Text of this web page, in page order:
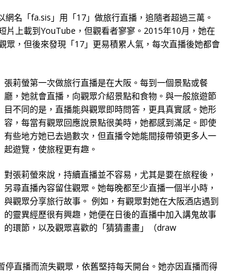
名「fa.sis」用「17」做旅行直播，追隨者超過三萬。
片上載到YouTube，但觀看者寥寥。2015年10月，她在
眾，但後來發現「17」更易積累人氣，每次直播後她都會
張莉螢第一次做旅行直播是在大阪。每到一個景點或餐
廳，她就會直播，向觀眾介紹景點和食物。與一般旅遊節
目不同的是，直播能與觀眾即時問答，更具真實感。她形
容，每當有觀眾回應說景點很美時，她都感到滿足。即使
有些地方她已去過數次，但直播令她能間接帶領更多人一
起遊覽，使旅程更有趣。
對張莉螢來說，持續直播並不容易，尤其是要在旅程後，
另尋直播內容留住觀眾。她每晚都至少直播一個半小時，
與觀眾分享旅行故事。 例如，有觀眾對她在大阪酒店遇到
的靈異經歷很有興趣，她便在日後的直播中加入講鬼故事
的環節，以及觀眾喜歡的「猜猜畫畫」（draw
直播而流失觀眾，依舊堅持每天開台。她亦因直播而得